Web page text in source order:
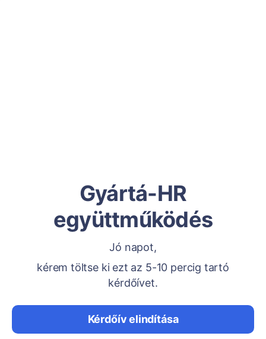
Gyártá-HR
együttműködés
Jó napot,
kérem töltse ki ezt az 5-10 percig tartó
kérdőívet.
Kérdőív elindítása